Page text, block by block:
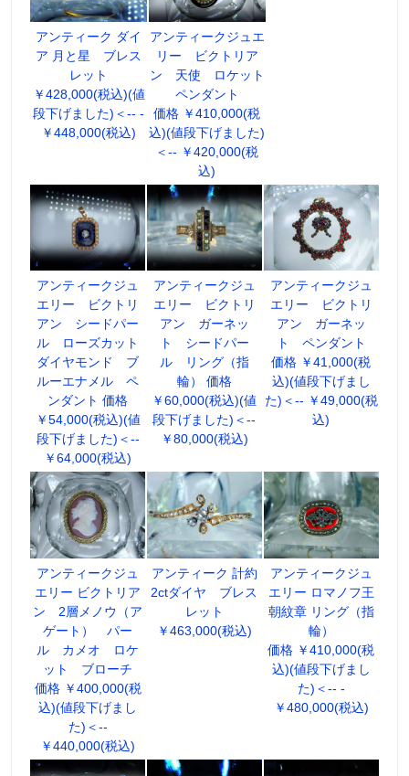
アンティーク ダイ
ア 月と星 ブレス
レット
￥428,000(税込)(値
段下げました)＜-- -
￥448,000(税込)
アンティークジュエ
リー ビクトリア
ン 天使 ロケット
ペンダント
価格 ￥410,000(税
込)(値段下げました)
＜-- ￥420,000(税
込)
アンティークジュ
エリー ビクトリ
アン シードパー
ル ローズカット
ダイヤモンド ブ
ルーエナメル ペ
ンダント 価格
￥54,000(税込)(値
段下げました)＜--
￥64,000(税込)
アンティークジュ
エリー ビクトリ
アン ガーネッ
ト シードパー
ル リング（指
輪） 価格
￥60,000(税込)(値
段下げました)＜--
￥80,000(税込)
アンティークジュ
エリー ビクトリ
アン ガーネッ
ト ペンダント
価格 ￥41,000(税
込)(値段下げまし
た)＜-- ￥49,000(税
込)
アンティークジュ
エリー ビクトリア
ン 2層メノウ（ア
ゲート） パー
ル カメオ ロケ
ット ブローチ
価格 ￥400,000(税
込)(値段下げまし
た)＜--
￥440,000(税込)
アンティーク 計約
2ctダイヤ ブレス
レット
￥463,000(税込)
アンティークジュ
エリー ロマノフ王
朝紋章 リング（指
輪）
価格 ￥410,000(税
込)(値段下げまし
た)＜-- -
￥480,000(税込)